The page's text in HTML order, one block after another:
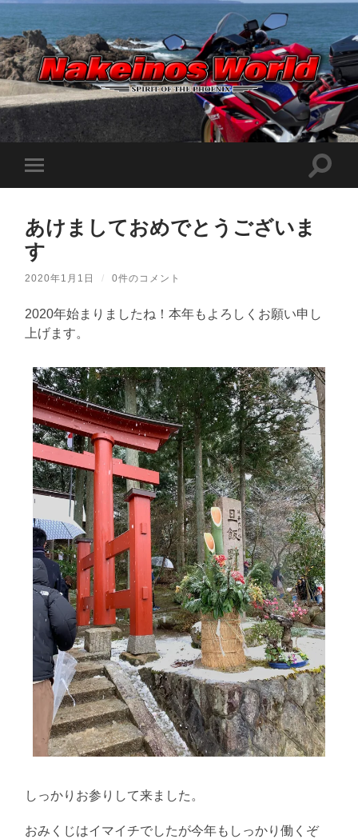
Nakeinos
world
ノ
ー
ル
日
記
に
書
く
ブ
ロ
グ
バ
ル
メ
ニ
ュ
を
り
替
え
る
検
あけましておめでとうございま
す
2020年1月1日 / 0件のコメント
2020年始まりましたね！本年もよろしくお願い申し
上げます。
しっかりお参りして来ました。
おみくじはイマイチでしたが今年もしっかり働くぞ